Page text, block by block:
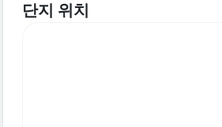
단지 위치